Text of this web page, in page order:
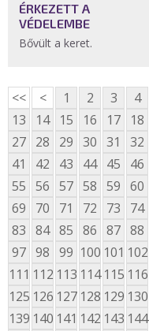
ÉRKEZETT A
VÉDELEMBE
Bővült a keret.
<< < 1 2 3 4
13
14 15 16 17 18
27 28 29 30 31 32
41
42 43 44 45 46
55 56 57 58 59 60
69
70 71 72 73 74
83 84 85 86 87 88
97 98 99 100 101 102
111 112 113 114 115 116
125 126 127 128 129 130
139 140 141 142 143 144